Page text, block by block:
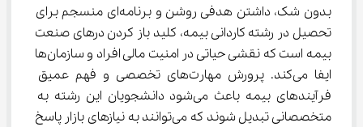
بدون شک، داشتن هدفی روشن و برنامه‌ای منسجم برای
تحصیل در رشته کاردانی بیمه، کلید باز کردن درهای صنعت
بیمه است که نقشی حیاتی در امنیت مالی افراد و سازمان‌ها
ایفا می‌کند. پرورش مهارت‌های تخصصی و فهم عمیق
فرآیندهای بیمه باعث می‌شود دانشجویان این رشته به
متخصصانی تبدیل شوند که می‌توانند به نیازهای بازار پاسخ